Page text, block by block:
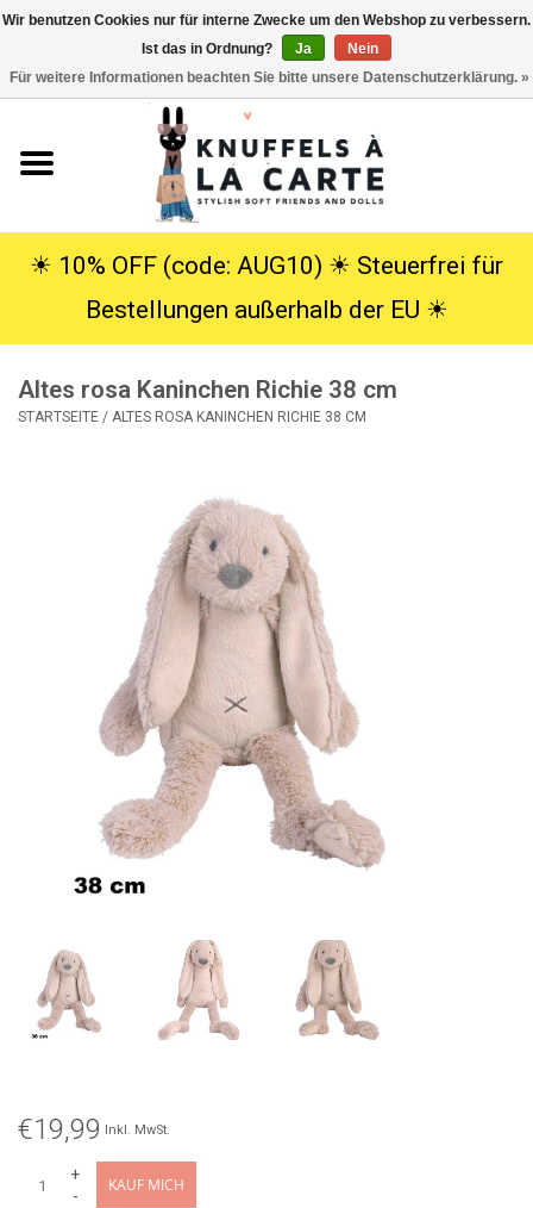
Kuscheltiere
SALE
☀︎ 10% OFF (code: AUG10) ☀︎ Steuerfrei für
Bestellungen außerhalb der EU ☀︎
Altes rosa Kaninchen Richie 38 cm
STARTSEITE / ALTES ROSA KANINCHEN RICHIE 38 CM
€19,99 Inkl. MwSt.
+
-
KAUF MICH
Wir benutzen Cookies nur für interne Zwecke um den Webshop zu verbessern.
Ist das in Ordnung?
Ja
Nein
Für weitere Informationen beachten Sie bitte unsere Datenschutzerklärung. »